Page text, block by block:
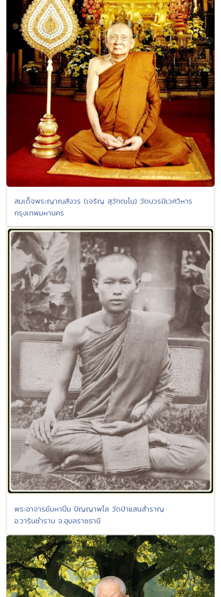
สมเด็จพระญาณสังวร (เจริญ สุวัฑฒโน) วัดบวรนิเวศวิหาร
กรุงเทพมหานคร
พระอาจารย์มหาปิ่น ปัญญาพโล วัดป่าแสนสำราญ
อ.วารินชำราบ จ.อุบลราชธานี